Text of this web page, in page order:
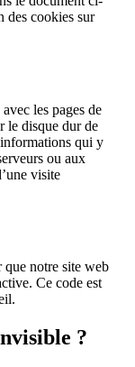
des cookies sur
les pages de
le disque dur de
qui y
ou aux
visite
que notre site web
Ce code est
?